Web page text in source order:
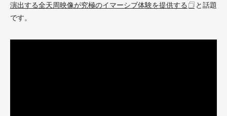
演出する全天周映像が究極のイマーシブ体験を提供する
と話題
です。